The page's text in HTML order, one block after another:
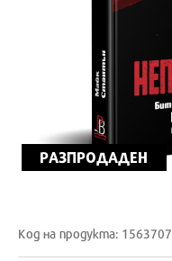
РАЗПРОДАДЕН
Код на продукта: 1563707